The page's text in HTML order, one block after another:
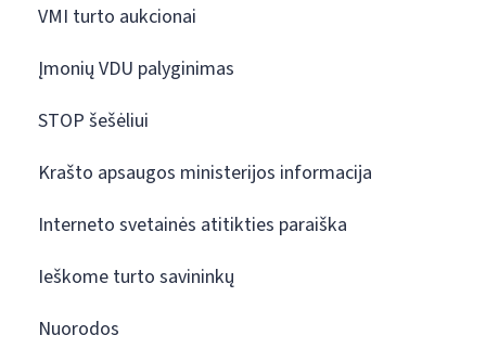
VMI turto aukcionai
Įmonių VDU palyginimas
STOP šešėliui
Krašto apsaugos ministerijos informacija
Interneto svetainės atitikties paraiška
Ieškome turto savininkų
Nuorodos